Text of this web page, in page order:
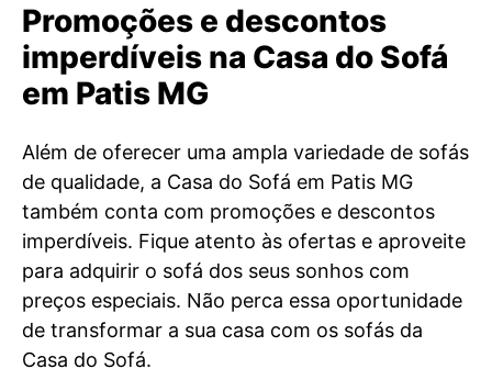
Promoções e descontos
imperdíveis na Casa do Sofá
em Patis MG
Além de oferecer uma ampla variedade de sofás
de qualidade, a Casa do Sofá em Patis MG
também conta com promoções e descontos
imperdíveis. Fique atento às ofertas e aproveite
para adquirir o sofá dos seus sonhos com
preços especiais. Não perca essa oportunidade
de transformar a sua casa com os sofás da
Casa do Sofá.